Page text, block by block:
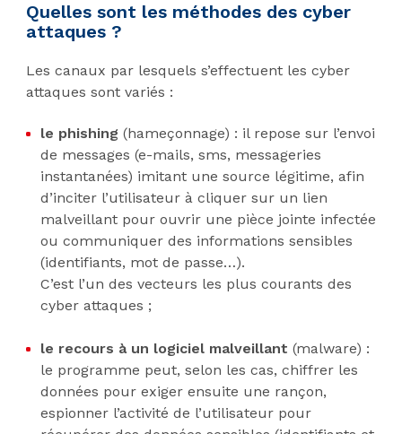
Quelles sont les méthodes des cyber
attaques ?
Les canaux par lesquels s’effectuent les cyber
attaques sont variés :
le phishing (hameçonnage) : il repose sur l’envoi
de messages (e-mails, sms, messageries
instantanées) imitant une source légitime, afin
d’inciter l’utilisateur à cliquer sur un lien
malveillant pour ouvrir une pièce jointe infectée
ou communiquer des informations sensibles
(identifiants, mot de passe…).
C’est l’un des vecteurs les plus courants des
cyber attaques ;
le recours à un logiciel malveillant (malware) :
le programme peut, selon les cas, chiffrer les
données pour exiger ensuite une rançon,
espionner l’activité de l’utilisateur pour